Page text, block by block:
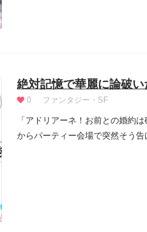
絶対記憶で華麗に論破い
0 ファンタジー・SF
「アドリアーネ！お前との婚約
からパーティー会場で突然そう